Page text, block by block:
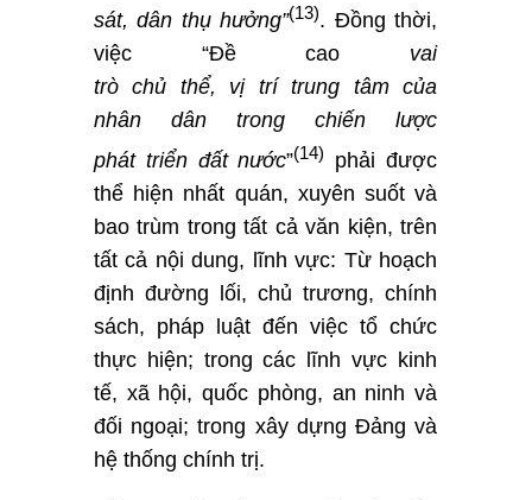
sát, dân thụ hưởng”(13). Đồng thời,
việc “Đề cao vai
trò chủ thể, vị trí trung tâm của
nhân
dân trong chiến lược
phát triểnđất nước”(14)
phải được
thể hiện nhất quán, xuyên suốt và
bao trùm trong tất cả văn kiện, trên
tất cả nội dung, lĩnh vực: Từ hoạch
định đường lối, chủ trương, chính
sách, pháp luật đến việc tổ chức
thực hiện; trong các lĩnh vực kinh
tế, xã hội, quốc phòng, an ninh và
đối ngoại; trong xây dựng Đảng và
hệ thống chính trị.